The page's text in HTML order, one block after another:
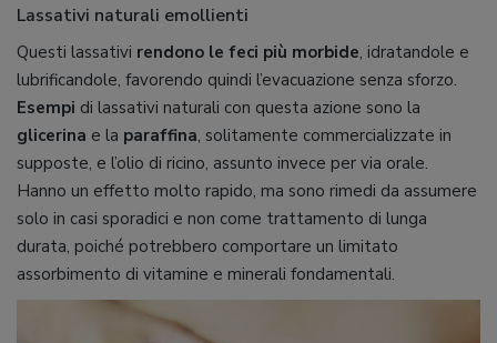
Lassativi naturali emollienti
Questi lassativi rendono le feci più morbide, idratandole e
lubrificandole, favorendo quindi l’evacuazione senza sforzo.
Esempi di lassativi naturali con questa azione sono la
glicerina e la paraffina, solitamente commercializzate in
supposte, e l’olio di ricino, assunto invece per via orale.
Hanno un effetto molto rapido, ma sono rimedi da assumere
solo in casi sporadici e non come trattamento di lunga
durata, poiché potrebbero comportare un limitato
assorbimento di vitamine e minerali fondamentali.